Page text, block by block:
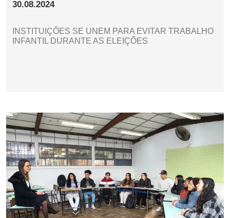
30.08.2024
INSTITUIÇÕES SE UNEM PARA EVITAR TRABALHO
INFANTIL DURANTE AS ELEIÇÕES